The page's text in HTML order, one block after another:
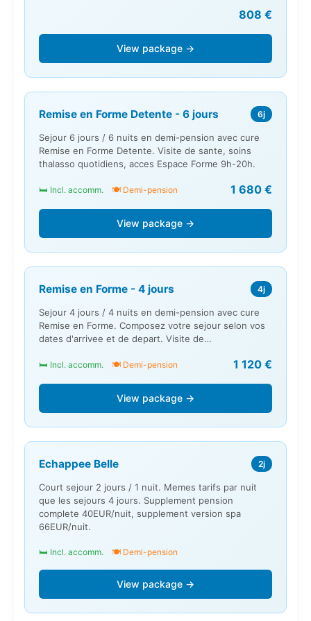
808 €
View package →
Remise en Forme Detente - 6 jours 6j
Sejour 6 jours / 6 nuits en demi-pension avec cure
Remise en Forme Detente. Visite de sante, soins
thalasso quotidiens, acces Espace Forme 9h-20h.
🛏️ Incl. accomm. 🍽️ Demi-pension 1 680 €
View package →
Remise en Forme - 4 jours 4j
Sejour 4 jours / 4 nuits en demi-pension avec cure
Remise en Forme. Composez votre sejour selon vos
dates d'arrivee et de depart. Visite de…
🛏️ Incl. accomm. 🍽️ Demi-pension 1 120 €
View package →
Echappee Belle 2j
Court sejour 2 jours / 1 nuit. Memes tarifs par nuit
que les sejours 4 jours. Supplement pension
complete 40EUR/nuit, supplement version spa
66EUR/nuit.
🛏️ Incl. accomm. 🍽️ Demi-pension
View package →